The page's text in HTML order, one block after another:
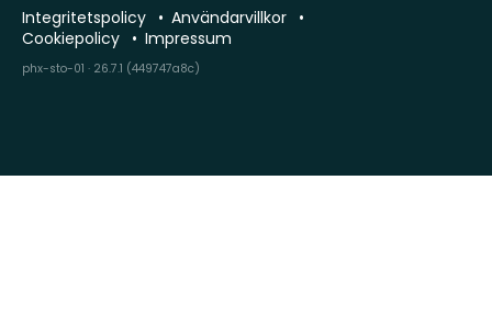
Integritetspolicy
Användarvillkor
Cookiepolicy
Impressum
phx-sto-01 · 26.7.1 (449747a8c)